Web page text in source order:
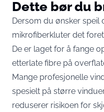
Dette bør du
Dersom du ønsker speil
mikrofiberkluter det
De er laget for å fange
etterlate fibre på
Mange profesjonelle
spesielt på større
reduserer risikoen for